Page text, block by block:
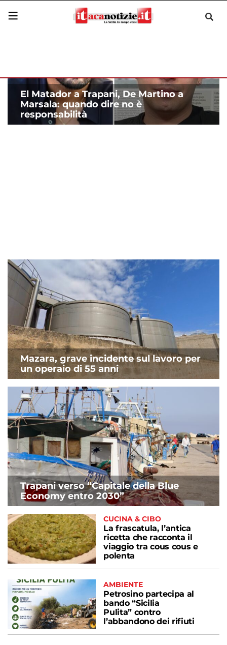
El Matador a Trapani, De Martino a
Marsala: quando dire no è
responsabilità
Mazara, grave incidente sul lavoro per
un operaio di 55 anni
Trapani verso “Capitale della Blue
Economy entro 2030”
CUCINA & CIBO
La frascatula, l’antica
ricetta che racconta il
viaggio tra cous cous e
polenta
AMBIENTE
Petrosino partecipa al
bando “Sicilia
Pulita” contro
l’abbandono dei rifiuti